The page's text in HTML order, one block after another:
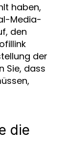
haben,
Media-
den
der
Sie, dass
die